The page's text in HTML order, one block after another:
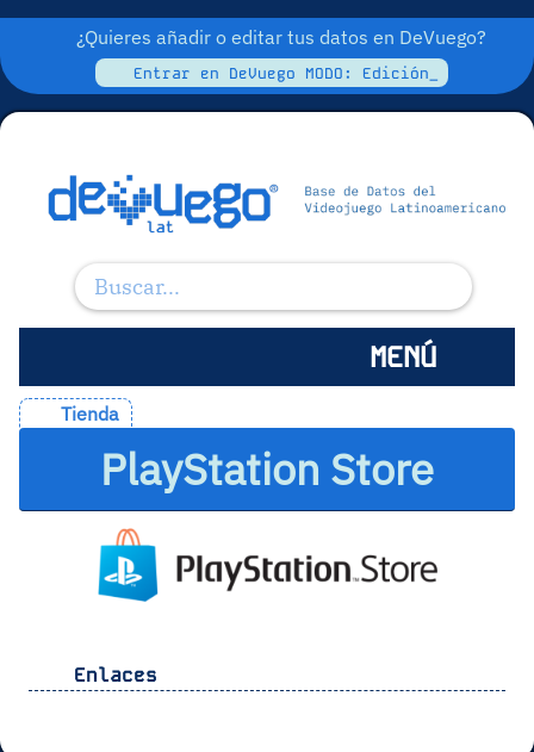
¿Quieres añadir o editar tus datos en DeVuego?
Entrar en DeVuego MODO: Edición_
MENÚ
Tienda
PlayStation Store
Enlaces